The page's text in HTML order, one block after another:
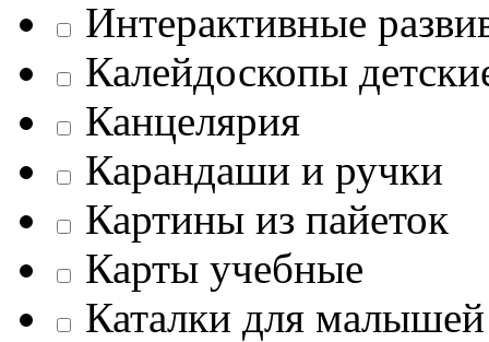
Интерактивные
Калейдоскопы
Канцелярия
Карандаши и ручки
Картины из пайеток
Карты учебные
Каталки для